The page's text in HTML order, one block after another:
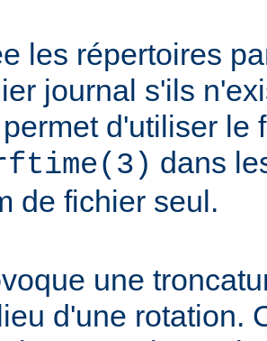
les répertoires
journal s'ils
d'utiliser le
dans
de fichier seul.
une
d'une rotation.